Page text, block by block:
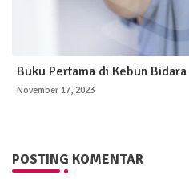
Buku Pertama di Kebun Bidara
November 17, 2023
POSTING KOMENTAR